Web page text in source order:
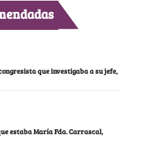
que investigaba a su jefe,
estaba María Fda. Carrascal,